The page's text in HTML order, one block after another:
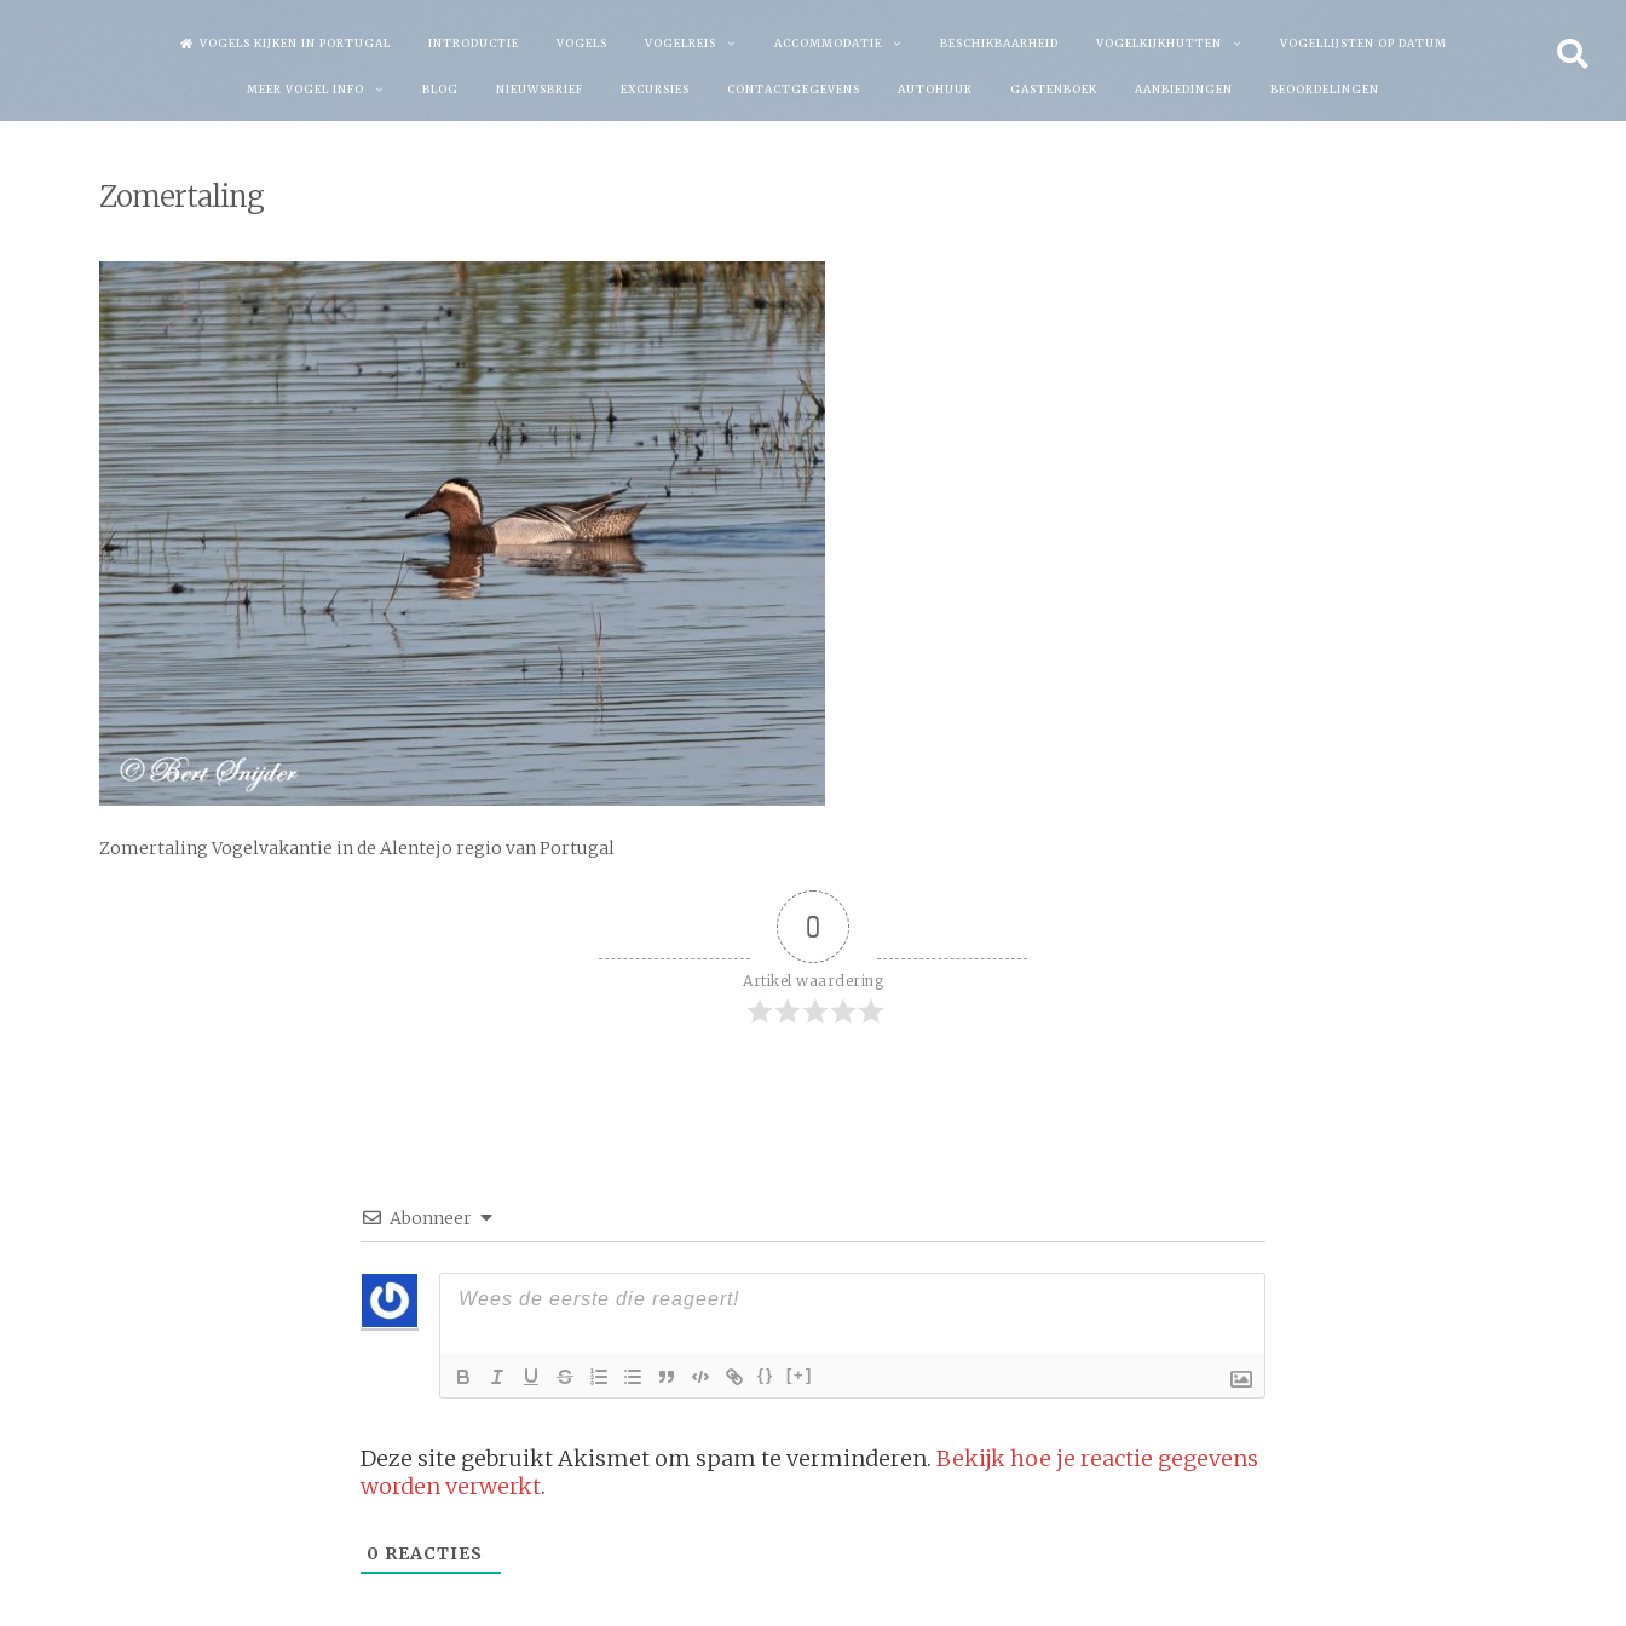
VOGELS KIJKEN IN PORTUGAL INTRODUCTIE VOGELS VOGELREIS ACCOMMODATIE BESCHIKBAARHEID VOGELKIJKHUTTEN VOGELLIJSTEN OP DATUM
MEER VOGEL INFO BLOG NIEUWSBRIEF EXCURSIES CONTACTGEGEVENS AUTOHUUR GASTENBOEK AANBIEDINGEN BEOORDELINGEN
Zomertaling
Zomertaling Vogelvakantie in de Alentejo regio van Portugal
0
Artikel waardering
Abonneer
{} [+]
Deze site gebruikt Akismet om spam te verminderen. Bekijk hoe je reactie gegevens
worden verwerkt.
0 REACTIES